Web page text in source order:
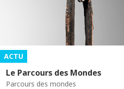
ACTU
Le Parcours des Mondes
Parcours des mondes